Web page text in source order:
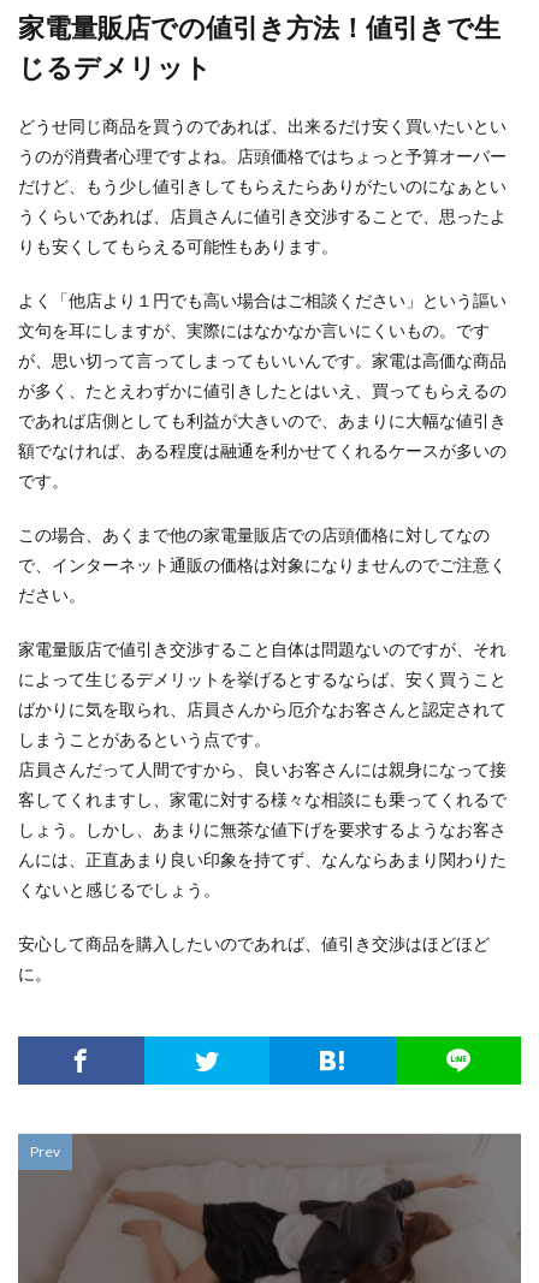
家電量販店での値引き方法！値引きで生
じるデメリット
どうせ同じ商品を買うのであれば、出来るだけ安く買いたいとい
うのが消費者心理ですよね。店頭価格ではちょっと予算オーバー
だけど、もう少し値引きしてもらえたらありがたいのになぁとい
うくらいであれば、店員さんに値引き交渉することで、思ったよ
りも安くしてもらえる可能性もあります。
よく「他店より１円でも高い場合はご相談ください」という謳い
文句を耳にしますが、実際にはなかなか言いにくいもの。です
が、思い切って言ってしまってもいいんです。家電は高価な商品
が多く、たとえわずかに値引きしたとはいえ、買ってもらえるの
であれば店側としても利益が大きいので、あまりに大幅な値引き
額でなければ、ある程度は融通を利かせてくれるケースが多いの
です。
この場合、あくまで他の家電量販店での店頭価格に対してなの
で、インターネット通販の価格は対象になりませんのでご注意く
ださい。
家電量販店で値引き交渉すること自体は問題ないのですが、それ
によって生じるデメリットを挙げるとするならば、安く買うこと
ばかりに気を取られ、店員さんから厄介なお客さんと認定されて
しまうことがあるという点です。
店員さんだって人間ですから、良いお客さんには親身になって接
客してくれますし、家電に対する様々な相談にも乗ってくれるで
しょう。しかし、あまりに無茶な値下げを要求するようなお客さ
んには、正直あまり良い印象を持てず、なんならあまり関わりた
くないと感じるでしょう。
安心して商品を購入したいのであれば、値引き交渉はほどほど
に。
Prev